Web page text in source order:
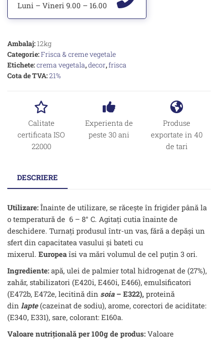
Luni – Vineri 9.00 – 16.00
Ambalaj:12kg
Categorie:Frisca & creme vegetale
Etichete:crema vegetala,decor,frisca
Cota de TVA:21%
Calitate
certificata ISO
22000
Experienta de
peste 30 ani
Produse
exportate in 40
de tari
DESCRIERE
Utilizare: Înainte de utilizare, se răceşte în frigider până la
o temperatură de 6 – 8° C. Agitaţi cutia înainte de
deschidere. Turnaţi produsul într-un vas, fără a depăşi un
sfert din capacitatea vasului şi bateti cu
mixerul. Europea îsi va mări volumul de cel puţin 3 ori.
Ingrediente: apă, ulei de palmier total hidrogenat de (27%),
zahăr, stabilizatori (E420i, E460i, E466), emulsificatori
(E472b, E472e, lecitină din soia – E322), proteină
din lapte(cazeinat de sodiu), arome, corectori de aciditate:
(E340, E331), sare, colorant: E160a.
Valoare nutrițională per 100g de produs: Valoare